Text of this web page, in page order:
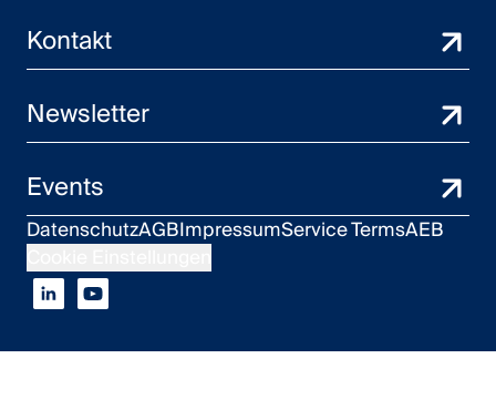
Kontakt
Newsletter
Events
DatenschutzAGBImpressumService TermsAEB